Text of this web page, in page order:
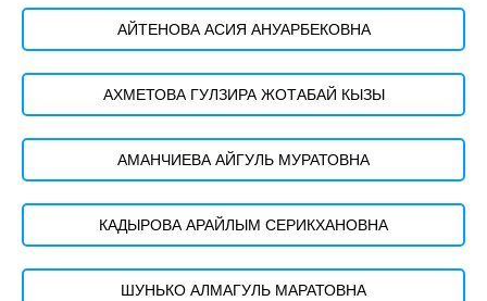
АЙТЕНОВА АСИЯ АНУАРБЕКОВНА
АХМЕТОВА ГУЛЗИРА ЖОТАБАЙ КЫЗЫ
АМАНЧИЕВА АЙГУЛЬ МУРАТОВНА
КАДЫРОВА АРАЙЛЫМ СЕРИКХАНОВНА
ШУНЬКО АЛМАГУЛЬ МАРАТОВНА